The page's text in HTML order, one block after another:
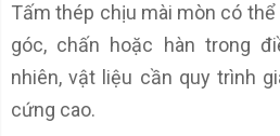
Tấm thép chịu mài mòn có thể
góc, chấn hoặc hàn trong
nhiên, vật liệu cần quy trình
cứng cao.